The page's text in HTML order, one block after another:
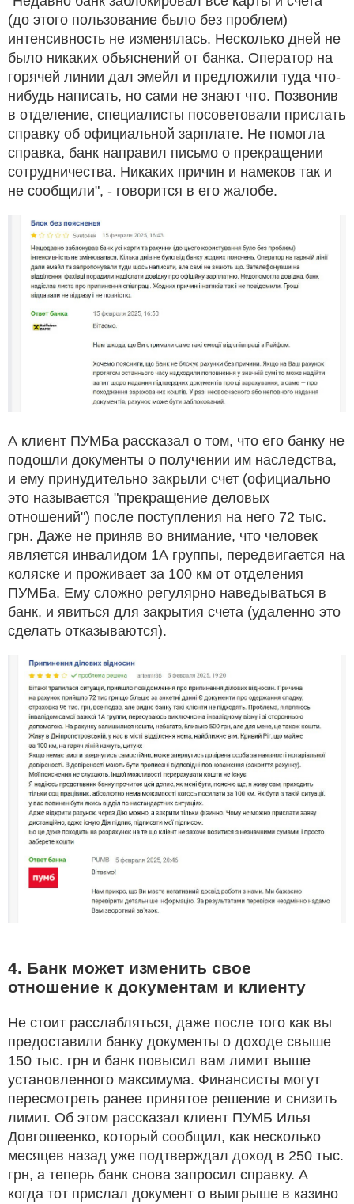
(до этого пользование было без проблем)
интенсивность не изменялась. Несколько дней не
было никаких объяснений от банка. Оператор на
горячей линии дал эмейл и предложили туда что-
нибудь написать, но сами не знают что. Позвонив
в отделение, специалисты посоветовали прислать
справку об официальной зарплате. Не помогла
справка, банк направил письмо о прекращении
сотрудничества. Никаких причин и намеков так и
не сообщили", - говорится в его жалобе.
А клиент ПУМБа рассказал о том, что его банку не
подошли документы о получении им наследства,
и ему принудительно закрыли счет (официально
это называется "прекращение деловых
отношений") после поступления на него 72 тыс.
грн. Даже не приняв во внимание, что человек
является инвалидом 1А группы, передвигается на
коляске и проживает за 100 км от отделения
ПУМБа. Ему сложно регулярно наведываться в
банк, и явиться для закрытия счета (удаленно это
сделать отказываются).
4. Банк может изменить свое
отношение к документам и клиенту
Не стоит расслабляться, даже после того как вы
предоставили банку документы о доходе свыше
150 тыс. грн и банк повысил вам лимит выше
установленного максимума. Финансисты могут
пересмотреть ранее принятое решение и снизить
лимит. Об этом рассказал клиент ПУМБ Илья
Довгошеенко, который сообщил, как несколько
месяцев назад уже подтверждал доход в 250 тыс.
грн, а теперь банк снова запросил справку. А
когда тот прислал документ о выигрыше в казино